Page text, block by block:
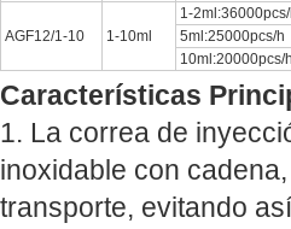
AGF12/1-10 1-10ml
1-
5ml:25000pcs/h
10ml:20000pcs/h
Características
1. La correa de
inoxidable con
transporte, evitando